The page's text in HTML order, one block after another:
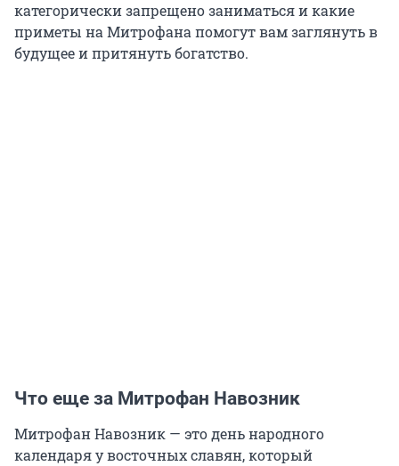
категорически запрещено заниматься и какие
приметы на Митрофана помогут вам заглянуть в
будущее и притянуть богатство.
Что еще за Митрофан Навозник
Митрофан Навозник — это день народного
календаря у восточных славян, который